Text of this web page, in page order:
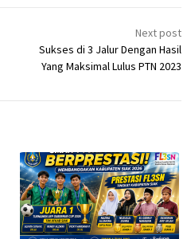
Next post
Sukses di 3 Jalur Dengan Hasil
Yang Maksimal Lulus PTN 2023